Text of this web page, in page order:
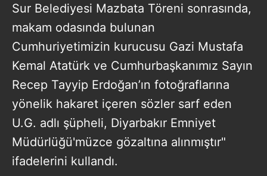
Sur Belediyesi Mazbata Töreni sonrasında,
makam odasında bulunan
Cumhuriyetimizin kurucusu Gazi Mustafa
Kemal Atatürk ve Cumhurbaşkanımız Sayın
Recep Tayyip Erdoğan’ın fotoğraflarına
yönelik hakaret içeren sözler sarf eden
U.G. adlı şüpheli, Diyarbakır Emniyet
Müdürlüğü'müzce gözaltına alınmıştır"
ifadelerini kullandı.